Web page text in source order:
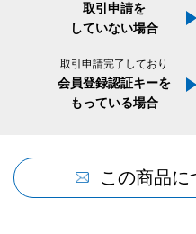
取引申請を
していない場合
取引申請完了しており
会員登録認証キーを
もっている場合
この商品に